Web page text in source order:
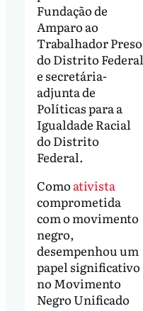
Fundação de
Amparo ao
Trabalhador Preso
do Distrito Federal
e secretária-
adjunta de
Políticas para a
Igualdade Racial
do Distrito
Federal.
Como ativista
comprometida
com o movimento
negro,
desempenhou um
papel significativo
no Movimento
Negro Unificado